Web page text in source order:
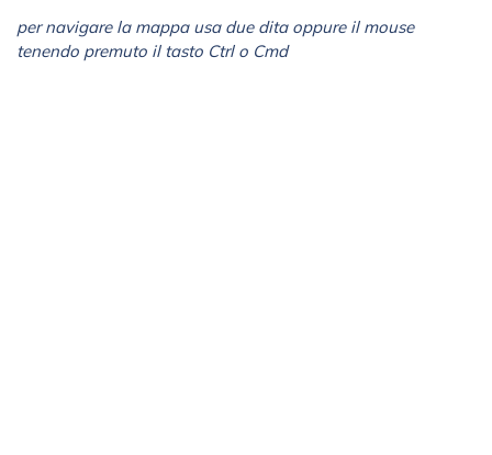
per navigare la mappa usa due dita oppure il mouse
tenendo premuto il tasto Ctrl o Cmd